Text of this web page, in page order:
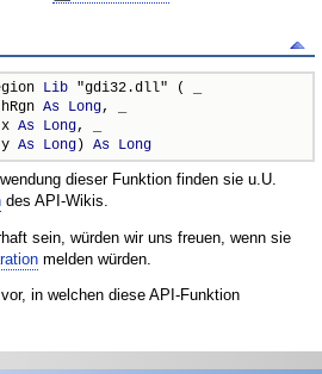
Lib "gdi32.dll" ( _
hRgn As Long, _
x As Long, _
y As Long) As Long
dieser Funktion finden sie u.U.
des API-Wikis.
sein, würden wir uns freuen, wenn sie
melden würden.
in welchen diese API-Funktion